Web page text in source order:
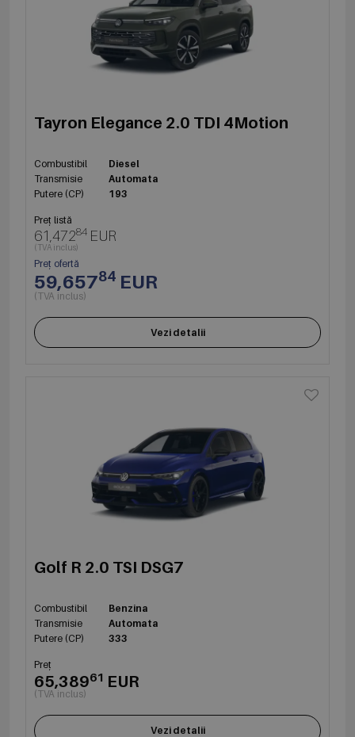
Tayron Elegance 2.0 TDI 4Motion
Combustibil
Diesel
Transmisie
Automata
Putere (CP)
193
Preț listă
61,47284 EUR
(TVA inclus)
Preț ofertă
59,65784 EUR
(TVA inclus)
Vezi detalii
Golf R 2.0 TSI DSG7
Combustibil
Benzina
Transmisie
Automata
Putere (CP)
333
Preț
65,38961 EUR
(TVA inclus)
Vezi detalii